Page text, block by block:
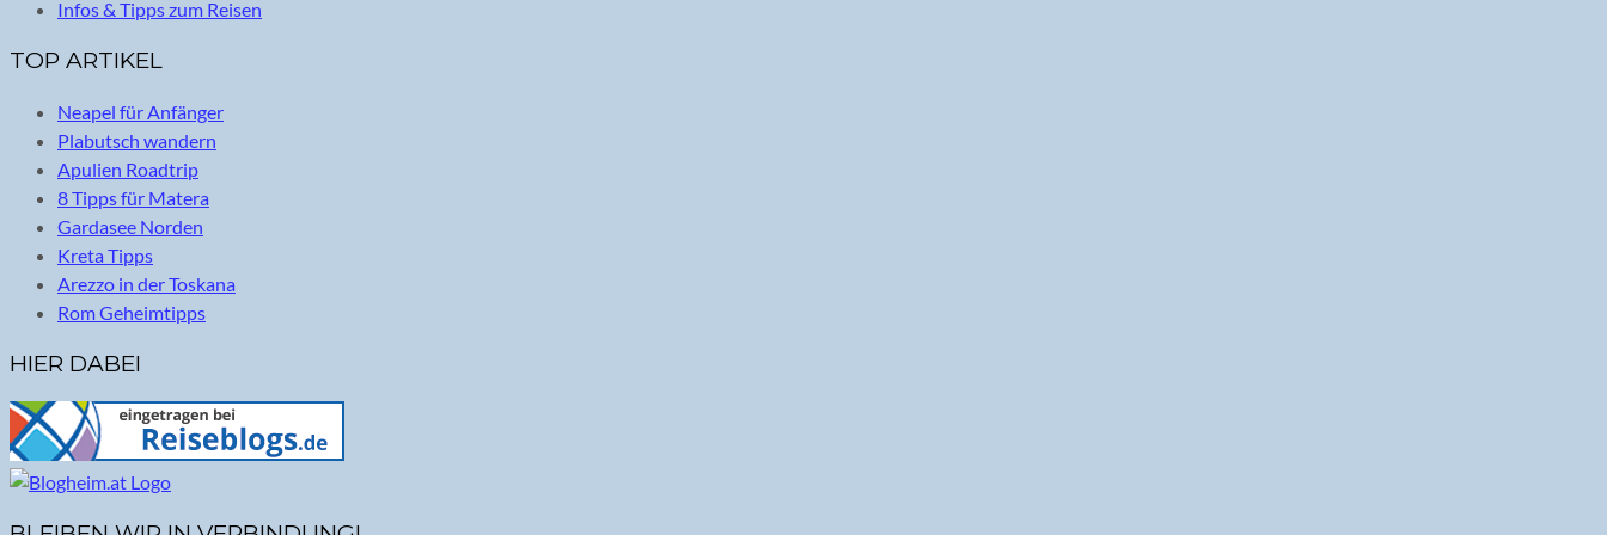
Infos & Tipps zum Reisen
TOP ARTIKEL
Neapel für Anfänger
Plabutsch wandern
Apulien Roadtrip
8 Tipps für Matera
Gardasee Norden
Kreta Tipps
Arezzo in der Toskana
Rom Geheimtipps
HIER DABEI